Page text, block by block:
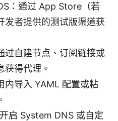
：通过 App Store（若
发者提供的测试版渠道获
过自建节点、订阅链接或
获得代理。
内导入 YAML 配置或粘
启 System DNS 或自定